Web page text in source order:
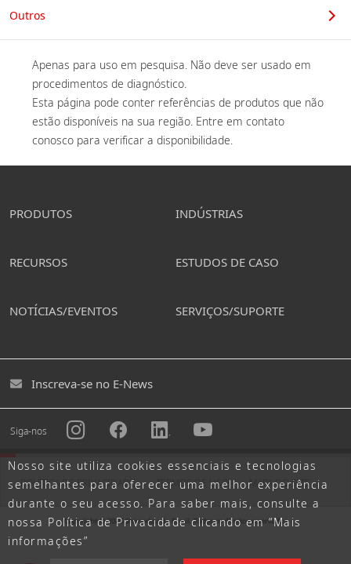
Nosso site utiliza cookies essenciais e tecnologias
semelhantes para oferecer uma melhor experiência
durante o seu acesso. Para saber mais, consulte a
nossa Política de Privacidade clicando em “Mais
informações”
Outros
Apenas para uso em pesquisa. Não deve ser usado em
procedimentos de diagnóstico.
Esta página pode conter referências de produtos que não
estão disponíveis na sua região. Entre em contato
conosco para verificar a disponibilidade.
PRODUTOS INDÚSTRIAS
RECURSOS ESTUDOS DE CASO
NOTÍCIAS/EVENTOS SERVIÇOS/SUPORTE
Inscreva-se no E-News
Siga-nos
POLÍTICA DE PRIVACIDADE TERMOS DE USO MAPA DO SITE